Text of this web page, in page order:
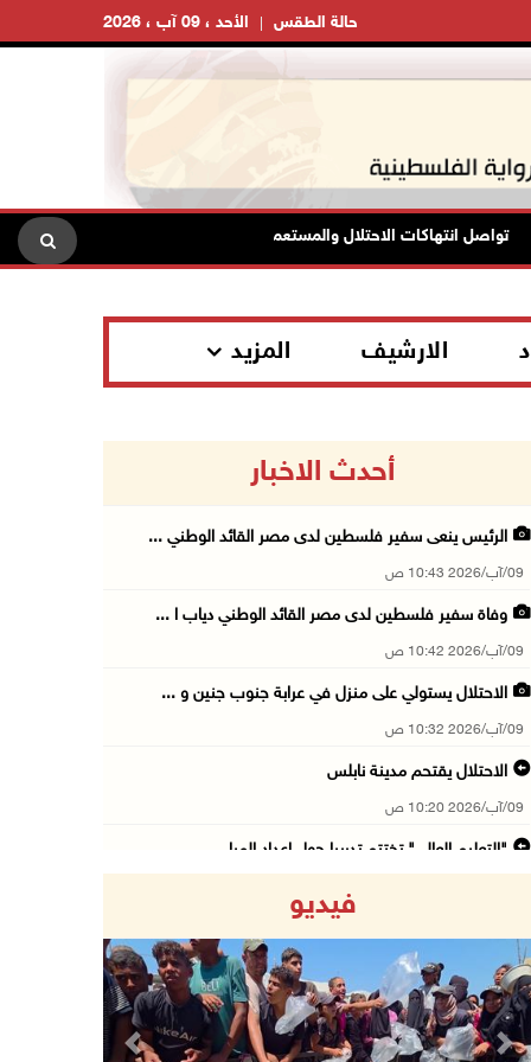
الأحد ، 09 آب ، 2026 حالة الطقس
تواصل انتهاكات الاحتلال والمستعمرين: إصابات واعتقالات واقتحامات
الارشيف المزيد
أحدث الاخبار
الرئيس ينعى سفير فلسطين لدى مصر القائد الوطني ...
09/آب/2026 10:43 ص
وفاة سفير فلسطين لدى مصر القائد الوطني دياب ا ...
09/آب/2026 10:42 ص
الاحتلال يستولي على منزل في عرابة جنوب جنين و ...
09/آب/2026 10:32 ص
الاحتلال يقتحم مدينة نابلس
09/آب/2026 10:20 ص
"التعليم العالي" تختتم تدريبا حول إعداد المبا ...
09/آب/2026 10:02 ص
اعتقال مواطنين من بلدة سنجل شمال رام الله
09/آب/2026 09:48 ص
فيديو
Previous Next